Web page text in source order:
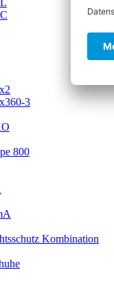
3
800
Kombination